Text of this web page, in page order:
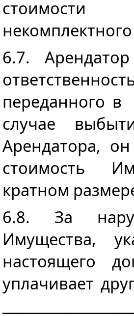
6.7.
переданного
случае
Арендатора,
стоимость
кратном
6.8. За
Имущества,
настоящего
уплачивает